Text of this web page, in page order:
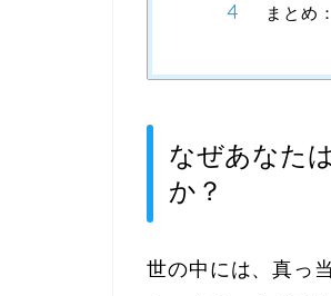
まとめ
なぜあなた
か？
世の中には、真っ